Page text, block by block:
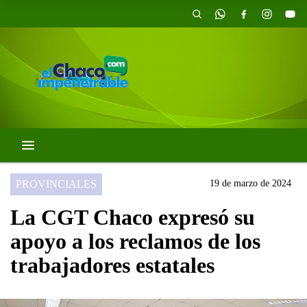
PROVINCIALES 19 de marzo de 2024
La CGT Chaco expresó su
apoyo a los reclamos de los
trabajadores estatales